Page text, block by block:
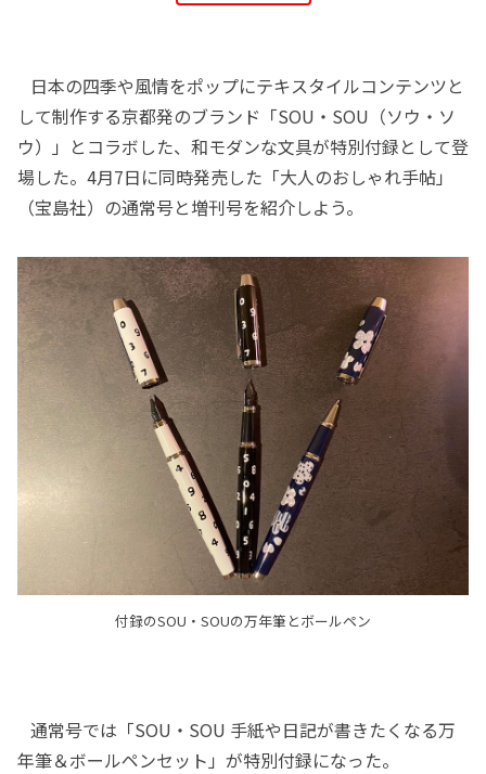
日本の四季や風情をポップにテキスタイルコンテンツと
して制作する京都発のブランド「SOU・SOU（ソウ・ソ
ウ）」とコラボした、和モダンな文具が特別付録として登
場した。4月7日に同時発売した「大人のおしゃれ手帖」
（宝島社）の通常号と増刊号を紹介しよう。
付録のSOU・SOUの万年筆とボールペン
通常号では「SOU・SOU 手紙や日記が書きたくなる万
年筆＆ボールペンセット」が特別付録になった。